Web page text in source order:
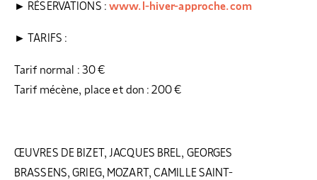
► RÉSERVATIONS :www.l-hiver-approche.com
► TARIFS :
Tarif normal : 30 €
Tarif mécène, place et don : 200 €
ŒUVRES DE BIZET, JACQUES BREL, GEORGES
BRASSENS, GRIEG, MOZART, CAMILLE SAINT-